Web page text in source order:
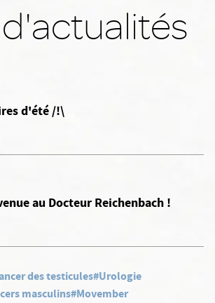
d'été /!\
au Docteur Reichenbach !
des testicules#Urologie
masculins#Movember